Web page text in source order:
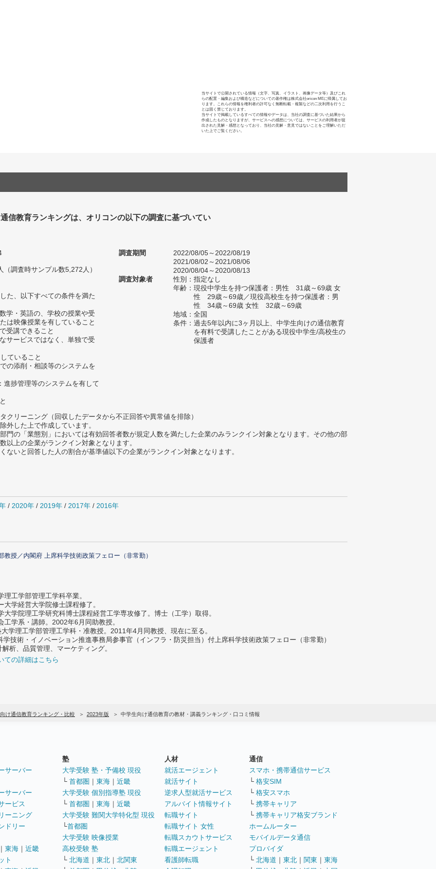
当サイトで公開されている情報（文字、写真、イラスト、画像データ等）及びこれ
らの配置・編集および構造などについての著作権は株式会社oricon MEに帰属してお
ります。これらの情報を権利者の許可なく無断転載・複製などの二次利用を行うこ
とは固く禁じております。
当サイトで掲載しているすべての情報やデータは、当社の調査に基づいた結果から
作成したものとなりますが、サービスへの感想については、サービスの利用者が提
出された見解・感想となっており、当社の見解・意見ではないことをご理解いただ
いた上でご覧ください。
信教育ランキングは、オリコンの以下の調査に基づいてい
（調査時サンプル数5,272人）
た、以下すべての条件を満た
学・英語の、学校の授業や受
は映像授業を有していること
受講できること
サービスではなく、単独で受
ていること
の添削・相談等のシステムを
進捗管理等のシステムを有して
調査期間
2022/08/05～2022/08/19
2021/08/02～2021/08/06
2020/08/04～2020/08/13
調査対象者
性別：指定なし
年齢：現役中学生を持つ保護者：男性 31歳～69歳 女
性 29歳～69歳／現役高校生を持つ保護者：男
性 34歳～69歳 女性 32歳～69歳
地域：全国
条件：過去5年以内に3ヶ月以上、中学生向けの通信教育
を有料で受講したことがある現役中学生/高校生の
保護者
リーニング（回収したデータから不正回答や異常値を排除）
した上で作成しています。
門の「業態別」においては有効回答者数が規定人数を満たした企業のみランクイン対象となります。その他の部
以上の企業がランクイン対象となります。
いと回答した人の割合が基準値以下の企業がランクイン対象となります。
/ 2020年 / 2019年 / 2017年 / 2016年
教授／内閣府 上席科学技術政策フェロー（非常勤）
工学部管理工学科卒業。
学経営大学院修士課程修了。
大学院理工学研究科博士課程経営工学専攻修了。博士（工学）取得。
工学系・講師。2002年6月同助教授。
学理工学部管理工学科・准教授。2011年4月同教授、現在に至る。
技術・イノベーション推進事務局参事官（インフラ・防災担当）付上席科学技術政策フェロー（非常勤）
析、品質管理、マーケティング。
の詳細はこちら
け通信教育ランキング・比較 2023年版 中学生向け通信教育の教材・講義ランキング・口コミ情報
サーバー
サーバー
ービス
ーニング
ドリー
東海 ｜ 近畿
ト
塾
大学受験 塾・予備校 現役
└ 首都圏 ｜ 東海 ｜ 近畿
大学受験 個別指導塾 現役
└ 首都圏 ｜ 東海 ｜ 近畿
大学受験 難関大学特化型 現役
└首都圏
大学受験 映像授業
高校受験 塾
└ 北海道 ｜ 東北 ｜ 北関東
人材
就活エージェント
就活サイト
逆求人型就活サービス
アルバイト情報サイト
転職サイト
転職サイト 女性
転職スカウトサービス
転職エージェント
看護師転職
通信
スマホ・携帯通信サービス
└ 格安SIM
└ 格安スマホ
└ 携帯キャリア
└ 携帯キャリア格安ブランド
ホームルーター
モバイルデータ通信
プロバイダ
└ 北海道 ｜ 東北 ｜ 関東 ｜ 東海